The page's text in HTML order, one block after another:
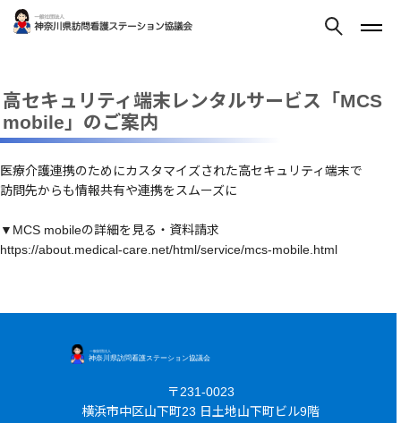
高セキュリティ端末レンタルサービス「MCS
mobile」のご案内
医療介護連携のためにカスタマイズされた高セキュリティ端末で
訪問先からも情報共有や連携をスムーズに
▼MCS mobileの詳細を見る・資料請求
https://about.medical-care.net/html/service/mcs-mobile.html
〒231-0023
横浜市中区山下町23 日土地山下町ビル9階